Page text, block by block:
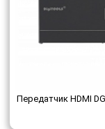
Передатчик HDMI